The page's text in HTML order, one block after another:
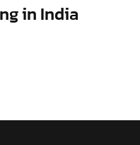
in India